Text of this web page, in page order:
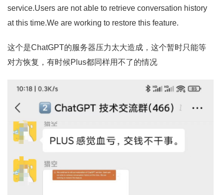
service.Users are not able to retrieve conversation history
at this time.We are working to restore this feature.
这个是ChatGPT的服务器压力太大造成，这个暂时只能等
对方恢复，有时候Plus都同样用不了的情况